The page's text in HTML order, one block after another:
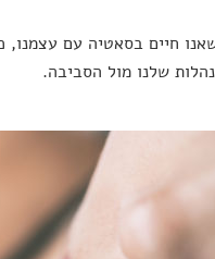
חיים בסאטיה עם עצמנו,
שלנו מול הסביבה.